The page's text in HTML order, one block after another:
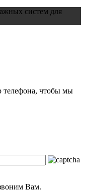
систем для
телефона, чтобы мы
Вам.